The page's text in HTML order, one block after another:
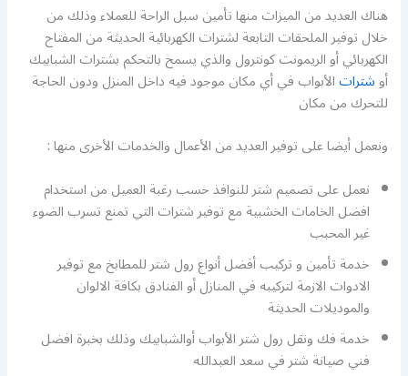
هناك العديد من الميزات منها تأمين سبل الراحة للعملاء وذلك من
خلال توفير الملحقات التابعة لشترات الكهربائية الحديثة من المفتاح
الكهربائي أو الريمونت كونترول والذي يسمح بالتحكم بشترات الشبابيك
أوشتراتالأبواب في أي مكان موجود فيه داخل المنزل ودون الحاجة
للتحرك من مكان
ونعمل أيضا على توفير العديد من الأعمال والخدمات الأخرى منها :
نعمل على تصميم شتر للنوافذ حسب رغبة العميل من استخدام
افضل الخامات الخشبية مع توفير شترات التي تمنع تسرب الضوء
غير المحبب
خدمة تأمين و تركيب أفضل أنواع رول شتر للمطابخ مع توفير
الادوات الازمة لتركيبه في المنازل أو الفنادق بكافة الالوان
والموديلات الحديثة
خدمة فك ونقل رول شتر الأبواب أوالشبابيك وذلك بخبرة افضل
فني صيانة شتر في سعد العبدالله